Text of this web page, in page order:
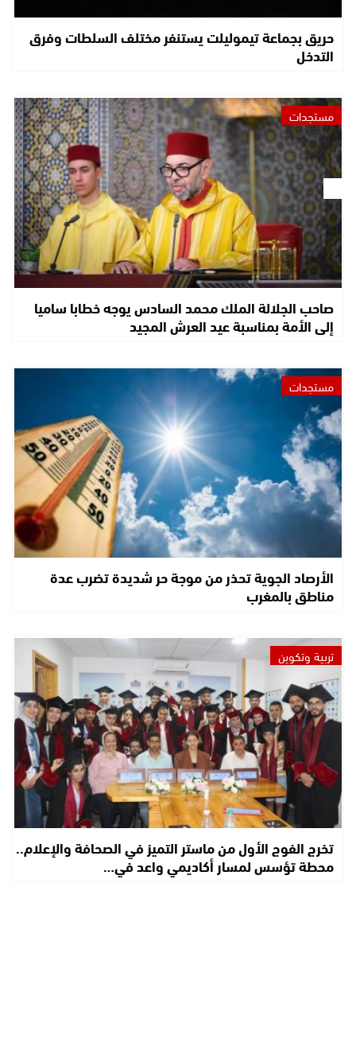
حريق بجماعة تيموليلت يستنفر مختلف السلطات وفرق
التدخل
مستجدات
صاحب الجلالة الملك محمد السادس يوجه خطابا ساميا
إلى الأمة بمناسبة عيد العرش المجيد
مستجدات
الأرصاد الجوية تحذر من موجة حر شديدة تضرب عدة
مناطق بالمغرب
تربية وتكوين
تخرج الفوج الأول من ماستر التميز في الصحافة والإعلام..
محطة تؤسس لمسار أكاديمي واعد في…